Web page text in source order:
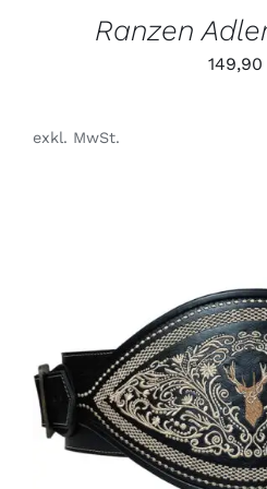
Ranzen
149,90
exkl. MwSt.
/
DETAILS